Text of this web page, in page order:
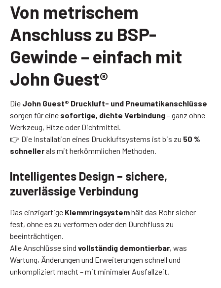
Von metrischem
Anschluss zu BSP-
Gewinde – einfach mit
John Guest®
Die John Guest® Druckluft- und Pneumatikanschlüsse
sorgen für eine sofortige, dichte Verbindung– ganz ohne
Werkzeug, Hitze oder Dichtmittel.
👉 Die Installation eines Druckluftsystems ist bis zu 50 %
schnellerals mit herkömmlichen Methoden.
Intelligentes Design – sichere,
zuverlässige Verbindung
Das einzigartige Klemmringsystemhält das Rohr sicher
fest, ohne es zu verformen oder den Durchfluss zu
beeinträchtigen.
Alle Anschlüsse sind vollständig demontierbar, was
Wartung, Änderungen und Erweiterungen schnell und
unkompliziert macht – mit minimaler Ausfallzeit.